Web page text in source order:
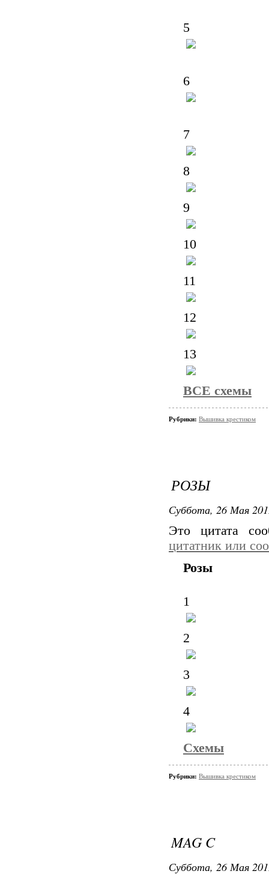
5
6
7
8
9
10
11
12
13
ВСЕ схемы
Рубрики: Вышивка крестиком
РОЗЫ
Суббота, 26 Мая
Это цитата
цитатник или
Розы
1
2
3
4
Схемы
Рубрики: Вышивка крестиком
MAG C
Суббота, 26 Мая